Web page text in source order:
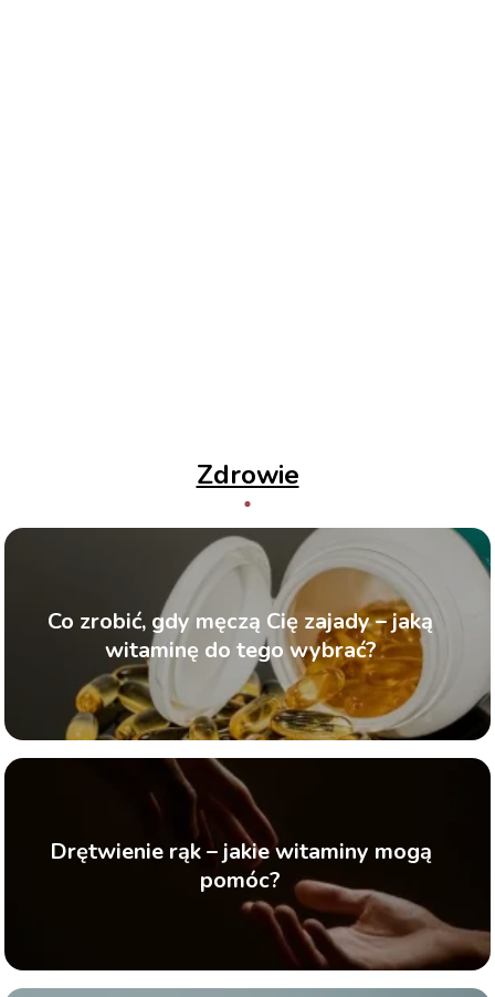
Zdrowie
Co zrobić, gdy męczą Cię zajady – jaką
witaminę do tego wybrać?
Drętwienie rąk – jakie witaminy mogą
pomóc?